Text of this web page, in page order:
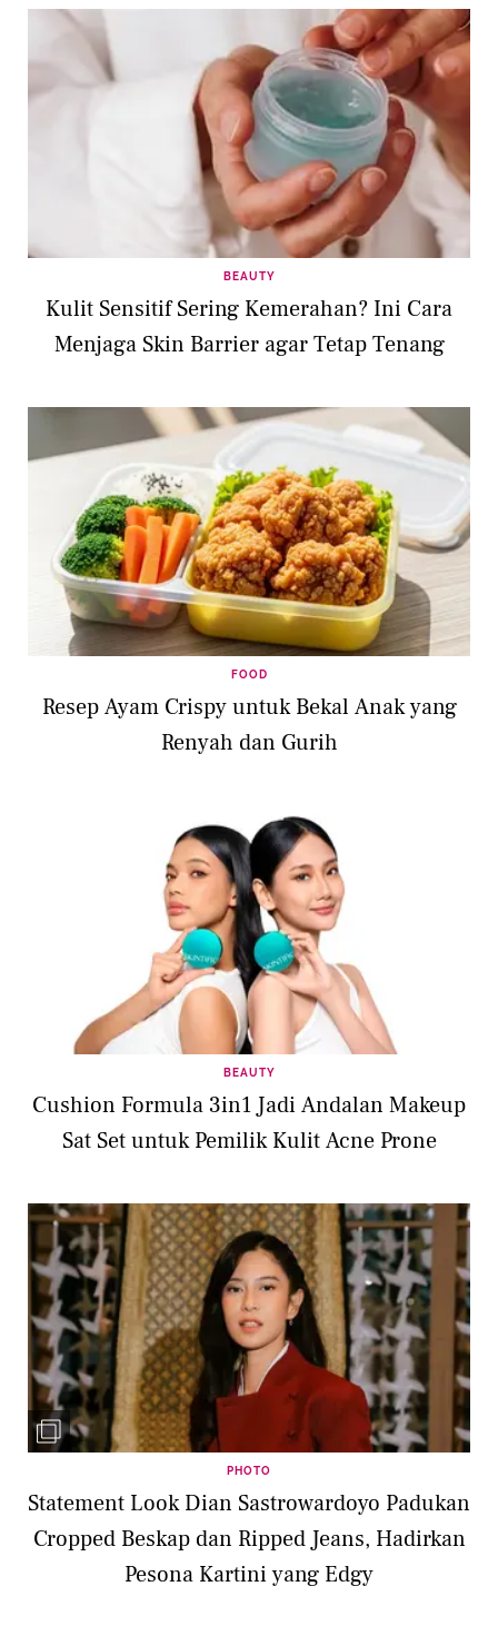
BEAUTY
Kulit Sensitif Sering Kemerahan? Ini Cara
Menjaga Skin Barrier agar Tetap Tenang
FOOD
Resep Ayam Crispy untuk Bekal Anak yang
Renyah dan Gurih
BEAUTY
Cushion Formula 3in1 Jadi Andalan Makeup
Sat Set untuk Pemilik Kulit Acne Prone
PHOTO
Statement Look Dian Sastrowardoyo Padukan
Cropped Beskap dan Ripped Jeans, Hadirkan
Pesona Kartini yang Edgy